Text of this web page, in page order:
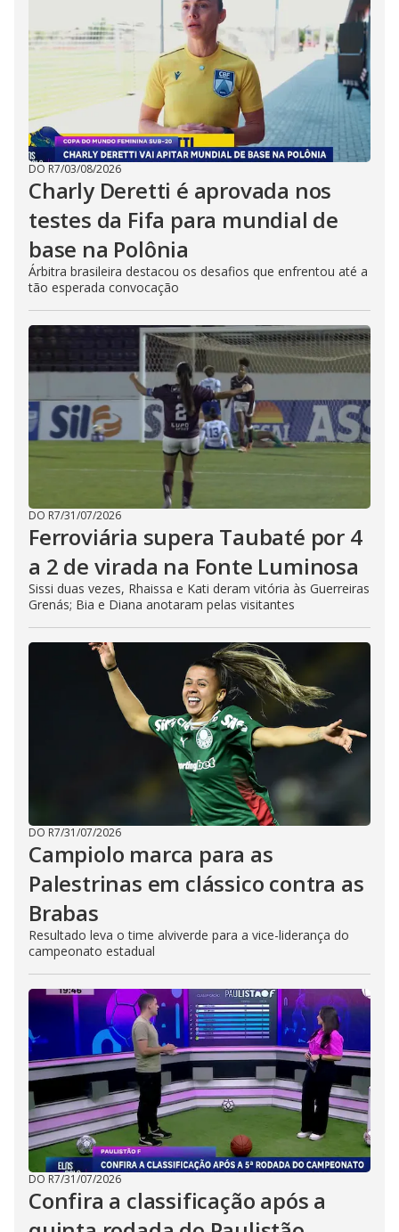
DO R7/03/08/2026
Charly Deretti é aprovada nos
testes da Fifa para mundial de
base na Polônia
Árbitra brasileira destacou os desafios que enfrentou até a
tão esperada convocação
DO R7/31/07/2026
Ferroviária supera Taubaté por 4
a 2 de virada na Fonte Luminosa
Sissi duas vezes, Rhaissa e Kati deram vitória às Guerreiras
Grenás; Bia e Diana anotaram pelas visitantes
DO R7/31/07/2026
Campiolo marca para as
Palestrinas em clássico contra as
Brabas
Resultado leva o time alviverde para a vice-liderança do
campeonato estadual
DO R7/31/07/2026
Confira a classificação após a